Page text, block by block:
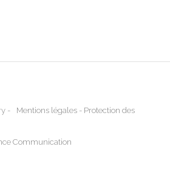
- Mentions légales - Protection des
Communication